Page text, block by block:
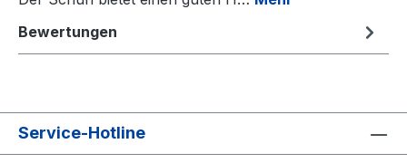
Bewertungen
Service-Hotline